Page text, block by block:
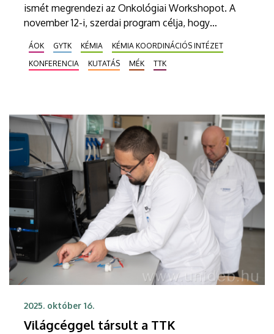
ismét megrendezi az Onkológiai Workshopot. A
november 12-i, szerdai program célja, hogy
részt vevő egyetemi és nemzetközi szakemberek
közötti tudományos együttműködést, valamint
ÁOK GYTK KÉMIA
KÉMIA KOORDINÁCIÓS INTÉZET
KONFERENCIA
KUTATÁS MÉK TTK
2025. október 16.
Világcéggel társult a TTK